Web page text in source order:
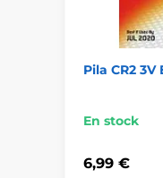
Pila CR2 3V
En stock
6,99 €